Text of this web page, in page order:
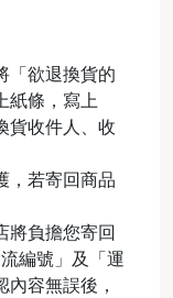
「欲退換貨的
紙條，寫上
貨收件人、收
，若寄回商品
將負擔您寄回
編號」及「運
容無誤後，